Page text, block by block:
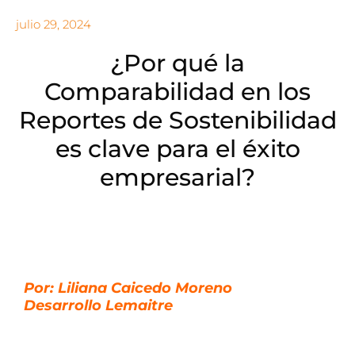
julio 29, 2024
¿Por qué la
Comparabilidad en los
Reportes de Sostenibilidad
es clave para el éxito
empresarial?
Por: Liliana Caicedo Moreno
Desarrollo Lemaitre